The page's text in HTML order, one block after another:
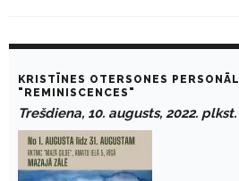
u
KRISTĪNES OTERSONES
"REMINISCENCES"
Trešdiena, 10. augusts, 2022.